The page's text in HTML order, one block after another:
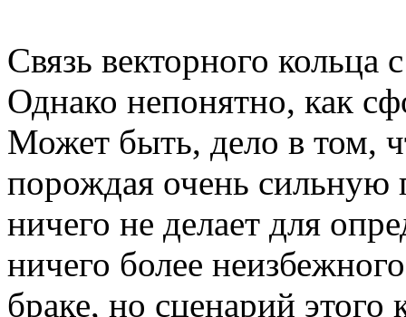
Связь векторного кольца
Однако непонятно, как
Может быть, дело в том,
порождая очень
ничего не делает для
ничего более
браке, но сценарий